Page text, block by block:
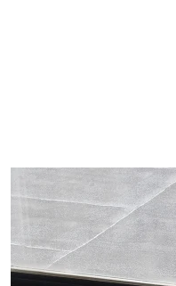
Suptilan kontrast: tanke
spajajući minimalizam i toplinu.